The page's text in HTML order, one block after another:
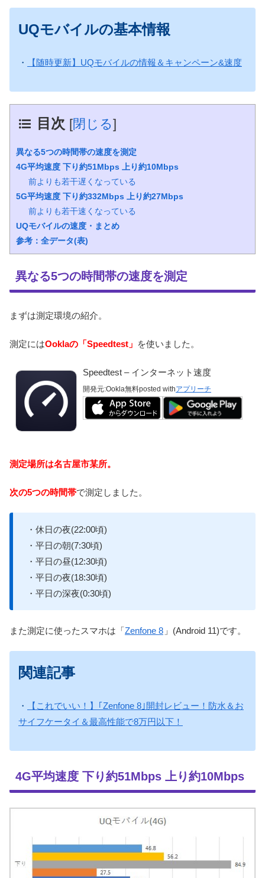
UQモバイルの基本情報
・ 【随時更新】UQモバイルの情報＆キャンペーン&速度
目次 [閉じる]
異なる5つの時間帯の速度を測定
4G平均速度 下り約51Mbps 上り約10Mbps
前よりも若干遅くなっている
5G平均速度 下り約332Mbps 上り約27Mbps
前よりも若干速くなっている
UQモバイルの速度・まとめ
参考：全データ(表)
異なる5つの時間帯の速度を測定
まずは測定環境の紹介。
測定にはOoklaの「Speedtest」 を使いました。
Speedtest – インターネット速度
開発元:Ookla無料posted withアプリーチ
測定場所は名古屋市某所。
次の5つの時間帯で測定しました。
・休日の夜(22:00頃)
・平日の朝(7:30頃)
・平日の昼(12:30頃)
・平日の夜(18:30頃)
・平日の深夜(0:30頃)
また測定に使ったスマホは「Zenfone 8 」(Android 11)です。
関連記事
・
【これでいい！】｢Zenfone 8｣開封レビュー！防水＆お
サイフケータイ＆最高性能で8万円以下！
4G平均速度 下り約51Mbps 上り約10Mbps